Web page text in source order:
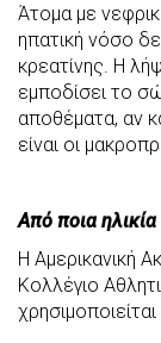
Άτομα με
ηπατική νόσο
κρεατίνης. Η
εμποδίσει το
αποθέματα, αν
είναι οι
Από ποια
Η Αμερικανική
Κολλέγιο